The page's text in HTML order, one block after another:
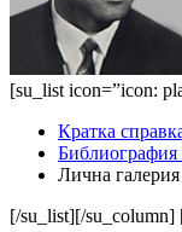
[su_list icon=”icon:
Кратка
Библиография
Лична галерия
[/su_list][/su_column]